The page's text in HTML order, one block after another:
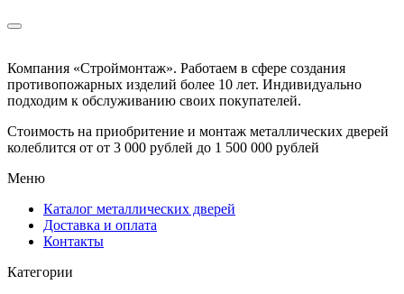
Компания «Строймонтаж». Работаем в сфере создания
противопожарных изделий более 10 лет. Индивидуально
подходим к обслуживанию своих покупателей.
Стоимость на приобритение и монтаж металлических дверей
колеблится от от 3 000 рублей до 1 500 000 рублей
Меню
Каталог металлических дверей
Доставка и оплата
Контакты
Категории